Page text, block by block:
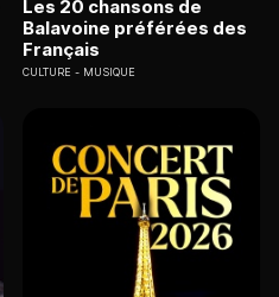
Les 20 chansons de
Balavoine préférées des
Français
CULTURE MUSIQUE